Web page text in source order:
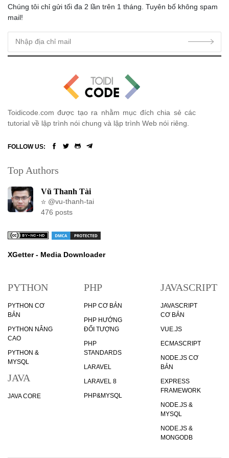
Bài 29: Eloquent Model trong Laravel 8
Bài 30: Query với Eloquent ORM trong Laravel 8
Bài 31: Query Scope trong Eloquent Model Laravel 8
Bài 32: Event trong Eloquent Model Laravel 8
Bài 34: Eloquent ORM relationship trong Laravel 8 (Phần 2)
Bài 35: Eloquent ORM relationship trong Laravel 8 (Phần 3)
Bài 36: Eloquent ORM collection trong Laravel 8
Bài 37: Mutator và Cast trong Laravel Eloquent
Chúng tôi chỉ gửi tối đa 2 lần trên 1 tháng. Tuyên bố không spam
mail!
Toidicode.com được tạo ra nhằm mục đích chia sẻ các
tutorial về lập trình nói chung và lập trình Web nói riêng.
FOLLOW US:
Top Authors
Vũ Thanh Tài
@vu-thanh-tai
476 posts
XGetter - Media Downloader
PYTHON
PYTHON CƠ
BẢN
PYTHON NÂNG
CAO
PYTHON &
MYSQL
JAVA
JAVA CORE
PHP
PHP CƠ BẢN
PHP HƯỚNG
ĐỐI TƯỢNG
PHP
STANDARDS
LARAVEL
LARAVEL 8
PHP&MYSQL
JAVASCRIPT
JAVASCRIPT
CƠ BẢN
VUE.JS
ECMASCRIPT
NODE.JS CƠ
BẢN
EXPRESS
FRAMEWORK
NODE.JS &
MYSQL
NODE.JS &
MONGODB